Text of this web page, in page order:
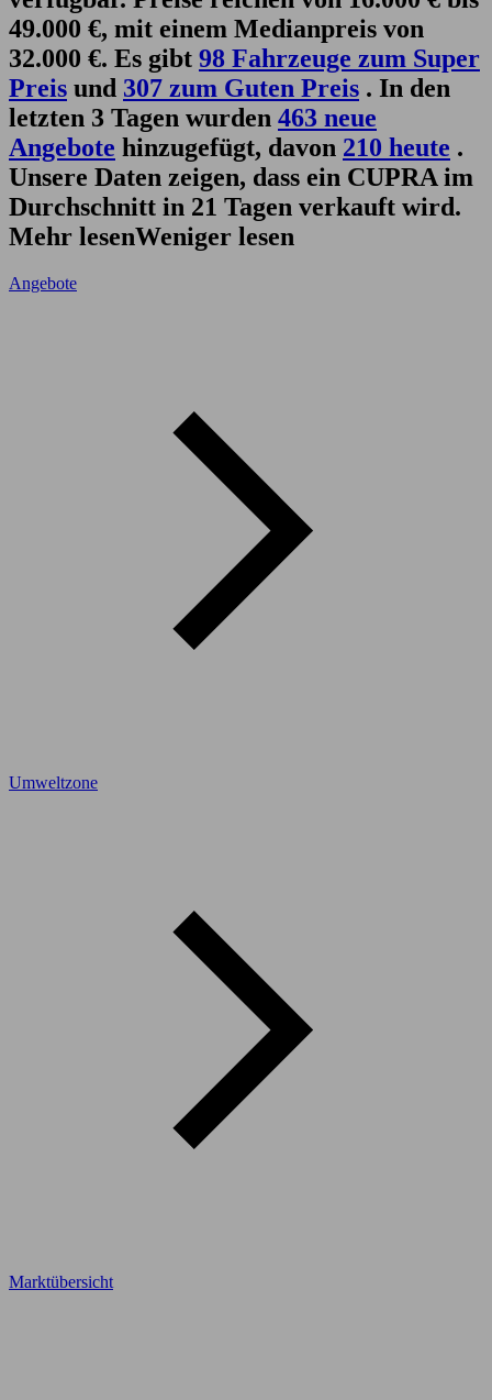
49.000 €, mit einem Medianpreis von
32.000 €. Es gibt 98 Fahrzeuge zum Super
Preis und 307 zum Guten Preis . In den
letzten 3 Tagen wurden 463 neue
Angebote hinzugefügt, davon 210 heute .
Unsere Daten zeigen, dass ein CUPRA im
Durchschnitt in 21 Tagen verkauft wird.
Mehr lesenWeniger lesen
Angebote
Umweltzone
Marktübersicht